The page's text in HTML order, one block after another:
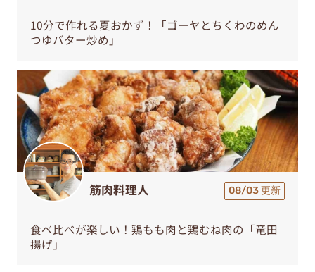
10分で作れる夏おかず！「ゴーヤとちくわのめん
つゆバター炒め」
筋肉料理人 08/03 更新
食べ比べが楽しい！鶏もも肉と鶏むね肉の「竜田
揚げ」